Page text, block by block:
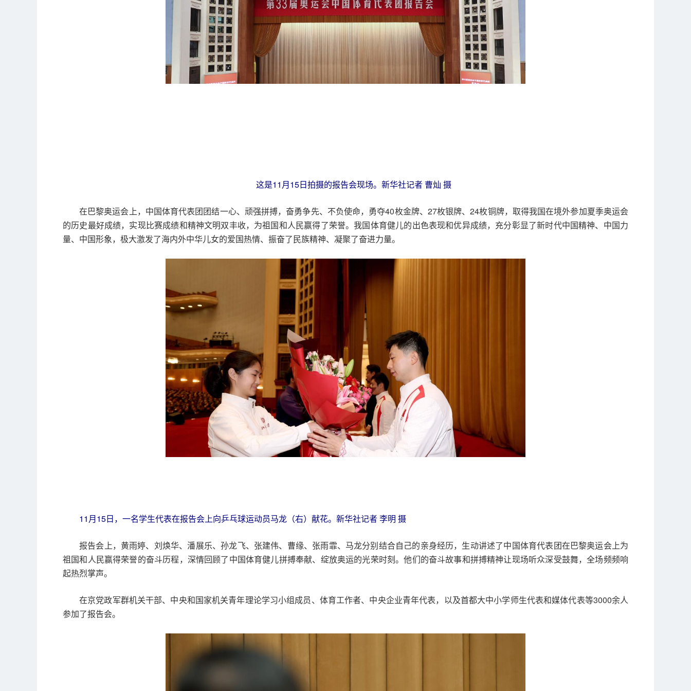
这是11月15日拍摄的报告会现场。新华社记者 曹灿 摄
在巴黎奥运会上，中国体育代表团团结一心、顽强拼搏，奋勇争先、不负使命，勇夺40枚金牌、27枚银牌、24枚铜牌，取得我国在境外参加夏季奥运会
的历史最好成绩，实现比赛成绩和精神文明双丰收，为祖国和人民赢得了荣誉。我国体育健儿的出色表现和优异成绩，充分彰显了新时代中国精神、中国力
量、中国形象，极大激发了海内外中华儿女的爱国热情、振奋了民族精神、凝聚了奋进力量。
11月15日，一名学生代表在报告会上向乒乓球运动员马龙（右）献花。新华社记者 李明 摄
报告会上，黄雨婷、刘焕华、潘展乐、孙龙飞、张建伟、曹缘、张雨霏、马龙分别结合自己的亲身经历，生动讲述了中国体育代表团在巴黎奥运会上为
祖国和人民赢得荣誉的奋斗历程，深情回顾了中国体育健儿拼搏奉献、绽放奥运的光荣时刻。他们的奋斗故事和拼搏精神让现场听众深受鼓舞，全场频频响
起热烈掌声。
在京党政军群机关干部、中央和国家机关青年理论学习小组成员、体育工作者、中央企业青年代表，以及首都大中小学师生代表和媒体代表等3000余人
参加了报告会。